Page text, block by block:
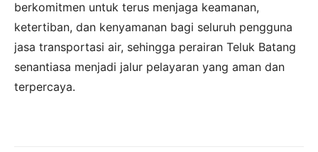
berkomitmen untuk terus menjaga keamanan,
ketertiban, dan kenyamanan bagi seluruh pengguna
jasa transportasi air, sehingga perairan Teluk Batang
senantiasa menjadi jalur pelayaran yang aman dan
terpercaya.